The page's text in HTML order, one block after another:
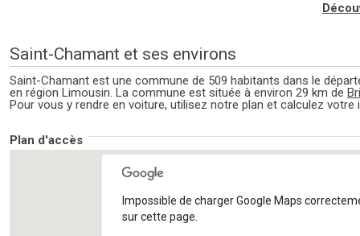
Saint-Chamant et ses environs
Saint-Chamant est une commune de 509 habitants dans le
en région Limousin. La commune est située à environ 29 km de
Pour vous y rendre en voiture, utilisez notre plan et calculez votre
Plan d'accès
Impossible de charger Google Maps
sur cette page.